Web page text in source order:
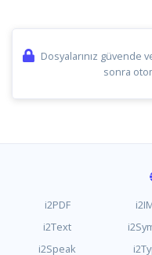
Dosyalarınız güvende
sonra
i2PDF
i2Text
i2Speak